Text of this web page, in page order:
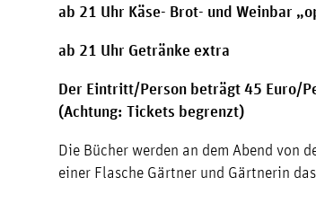
ab 21 Uhr Käse- Brot- und Weinbar
ab 21 Uhr Getränke extra
Der Eintritt/Person beträgt 45 Euro/
(Achtung: Tickets begrenzt)
Die Bücher werden an dem Abend von
einer Flasche Gärtner und Gärtnerin